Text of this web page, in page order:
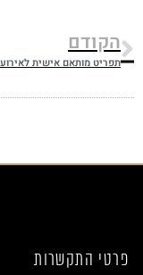
הקודם
פרטי התקשרות